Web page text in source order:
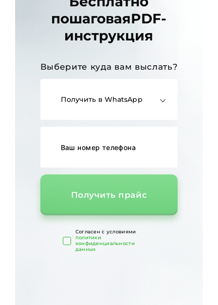
пошаговаяPDF-
инструкция
Выберите куда вам выслать?
Получить в WhatsApp
Получить прайс
Cогласен с условиями
политики
конфиденциальности
данных